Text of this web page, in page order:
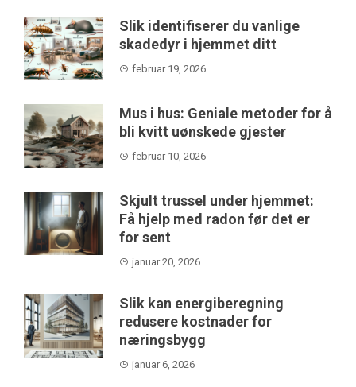
Slik identifiserer du vanlige
skadedyr i hjemmet ditt
februar 19, 2026
Mus i hus: Geniale metoder for å
bli kvitt uønskede gjester
februar 10, 2026
Skjult trussel under hjemmet:
Få hjelp med radon før det er
for sent
januar 20, 2026
Slik kan energiberegning
redusere kostnader for
næringsbygg
januar 6, 2026